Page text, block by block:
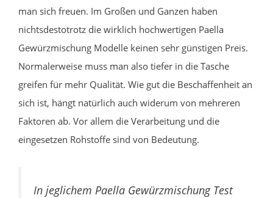
man sich freuen. Im Großen und Ganzen haben
nichtsdestotrotz die wirklich hochwertigen Paella
Gewürzmischung Modelle keinen sehr günstigen Preis.
Normalerweise muss man also tiefer in die Tasche
greifen für mehr Qualität. Wie gut die Beschaffenheit an
sich ist, hängt natürlich auch widerum von mehreren
Faktoren ab. Vor allem die Verarbeitung und die
eingesetzen Rohstoffe sind von Bedeutung.
In jeglichem Paella Gewürzmischung Test